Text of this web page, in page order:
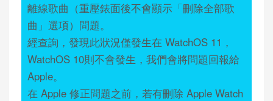
離線歌曲（重壓錶面後不會顯示「刪除全部歌
曲」選項）問題。
經查詢，發現此狀況僅發生在 WatchOS 11，
WatchOS 10則不會發生，我們會將問題回報給
Apple。
在 Apple 修正問題之前，若有刪除 Apple Watch